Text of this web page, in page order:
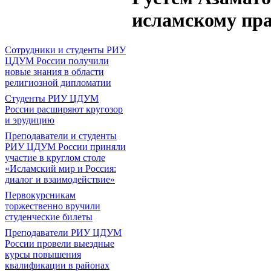
исламскому
Сотрудники и студенты РИУ
ЦДУМ России получили
новые знания в области
религиозной дипломатии
Студенты РИУ ЦДУМ
России расширяют кругозор
и эрудицию
Преподаватели и студенты
РИУ ЦДУМ России приняли
участие в круглом столе
«Исламский мир и Россия:
диалог и взаимодействие»
Первокурсникам
торжественно вручили
студенческие билеты
Преподаватели РИУ ЦДУМ
России провели выездные
курсы повышения
квалификации в районах